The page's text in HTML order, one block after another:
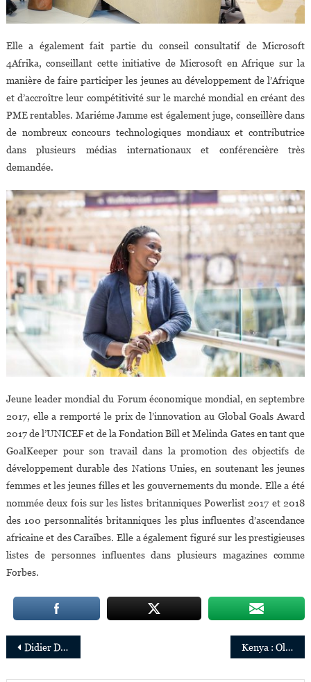
Elle a également fait partie du conseil consultatif de Microsoft
4Afrika, conseillant cette initiative de Microsoft en Afrique sur la
manière de faire participer les jeunes au développement de l’Afrique
et d’accroître leur compétitivité sur le marché mondial en créant des
PME rentables. Mariéme Jamme est également juge, conseillère dans
de nombreux concours technologiques mondiaux et contributrice
dans plusieurs médias internationaux et conférencière très
demandée.
Jeune leader mondial du Forum économique mondial, en septembre
2017, elle a remporté le prix de l’innovation au Global Goals Award
2017 de l’UNICEF et de la Fondation Bill et Melinda Gates en tant que
GoalKeeper pour son travail dans la promotion des objectifs de
développement durable des Nations Unies, en soutenant les jeunes
femmes et les jeunes filles et les gouvernements du monde. Elle a été
nommée deux fois sur les listes britanniques Powerlist 2017 et 2018
des 100 personnalités britanniques les plus influentes d’ascendance
africaine et des Caraïbes. Elle a également figuré sur les prestigieuses
listes de personnes influentes dans plusieurs magazines comme
Forbes.
Navigation
de
Didier Drogba rejoint « #3500LIVES » la campagne mondiale de sécurité routière Kenya : Olivia Mengich, créatrice de la marque de poupées « Swahili Princess »